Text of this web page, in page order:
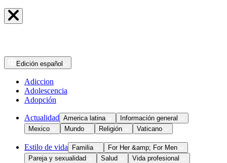
Edición español
Adiccion
Adolescencia
Adopción
Actualidad America latina
Información general
Mexico
Mundo Religión Vaticano
Estilo de vida Familia
For Her &amp; For Men
Pareja y sexualidad
Salud Vida profesional